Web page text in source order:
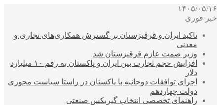
۱۴۰۵/۰۵/۱۶
خبر فوری
تاکید ایران و قرقیزستان بر گسترش همکاری‌های تجاری و
معدنی
وزیر صمت عازم قرقیزستان شد
افزایش حجم تجارت بین ایران و پاکستان به رقم ۱۰ میلیارد
دلار
اجرای توافقات دوجانبه با پاکستان در راستا سیاست محوری
دولت چهاردهم
راهنمای تخصصی انتخاب گیربکس صنعتی